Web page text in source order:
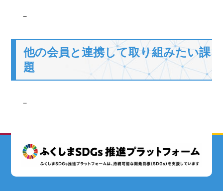
－
他の会員と連携して取り組みたい課
題
－